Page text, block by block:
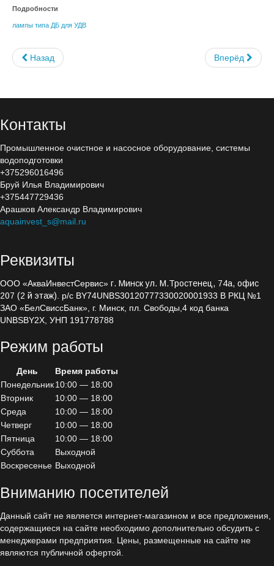
Обеззараживание
Электроды титановые
Электролизеры
Эжектора и деструкторы
Автоматическая дозация
Автоматические станции
Seko
Bayrol
Блок дозирования альгицида
Комплектующие для дозации
Дозирующие насосы
Seko
Etatron D.S.
Ультрофильтрация
Насосное оборудование
Трубы / фитинги / ПВХ
Подробности
лампы типа ДБ для УДВ
Назад Вперёд
Контакты
Промышленное очистное и насосное оборудование, системы
водоподготовки
+375296016496
Бруй Илья Владимирович
+375447729436
Арашков Александр Владимирович
aquainvest_s@mail.ru
Реквизиты
ООО «АкваИнвестСервис» г. Минск ул. М.Тростенец, 74а, офис
207 (2 й этаж). р/с BY74UNBS30120777330020001933 В РКЦ №1
ЗАО «БелСвиссБанк», г. Минск, пл. Свободы,4 код банка
UNBSBY2X, УНП 191778788
Режим работы
День
Время работы
Понедельник10:00 — 18:00
Вторник
10:00 — 18:00
Среда
10:00 — 18:00
Четверг
10:00 — 18:00
Пятница
10:00 — 18:00
Суббота
Выходной
Воскресенье Выходной
Вниманию посетителей
Данный сайт не является интернет-магазином и все предложения,
содержащиеся на сайте необходимо дополнительно обсудить с
менеджерами предприятия. Цены, размещенные на сайте не
являются публичной офертой.